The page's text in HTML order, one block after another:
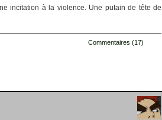
incitation à la violence. Une putain de tête de
Commentaires (17)